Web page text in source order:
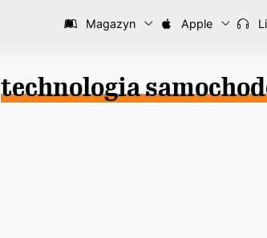
Magazyn Apple
technologia